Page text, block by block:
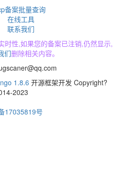
备案批量查询
在线工具
联系我们
时性,如果您的备案已注销,仍然显示,
们删除相关内容。
1.8.6 开源框架开发 Copyright?
2023
17035819号